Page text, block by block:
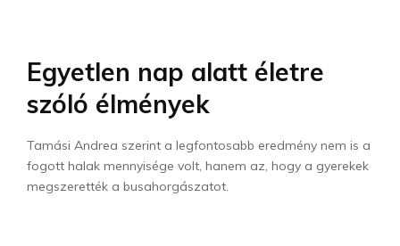
Egyetlen nap alatt életre
szóló élmények
Tamási Andrea szerint a legfontosabb eredmény nem is a
fogott halak mennyisége volt, hanem az, hogy a gyerekek
megszerették a busahorgászatot.